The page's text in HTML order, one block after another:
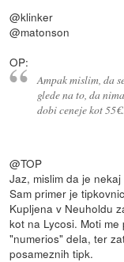
@klinker
@matonson
OP:
Ampak mislim, da
glede na to, da
dobi ceneje kot
@TOP
Jaz, mislim da je
Sam primer je
Kupljena v Neuholdu
kot na Lycosi. Moti
"numerios" dela, ter
posameznih tipk.